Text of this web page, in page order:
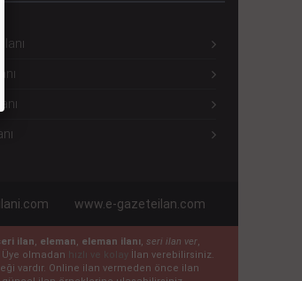
www.e-gazeteilan.com
ilan, eleman, eleman ilanı, seri ilan ver,
olmadan
İlan verebilirsiniz.
vardır. Online ilan vermeden önce ilan